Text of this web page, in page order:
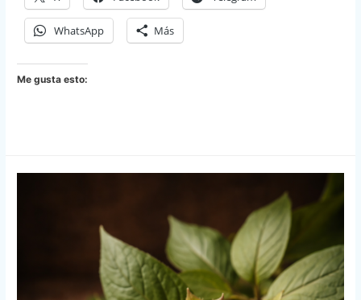
WhatsApp Más
Me gusta esto: